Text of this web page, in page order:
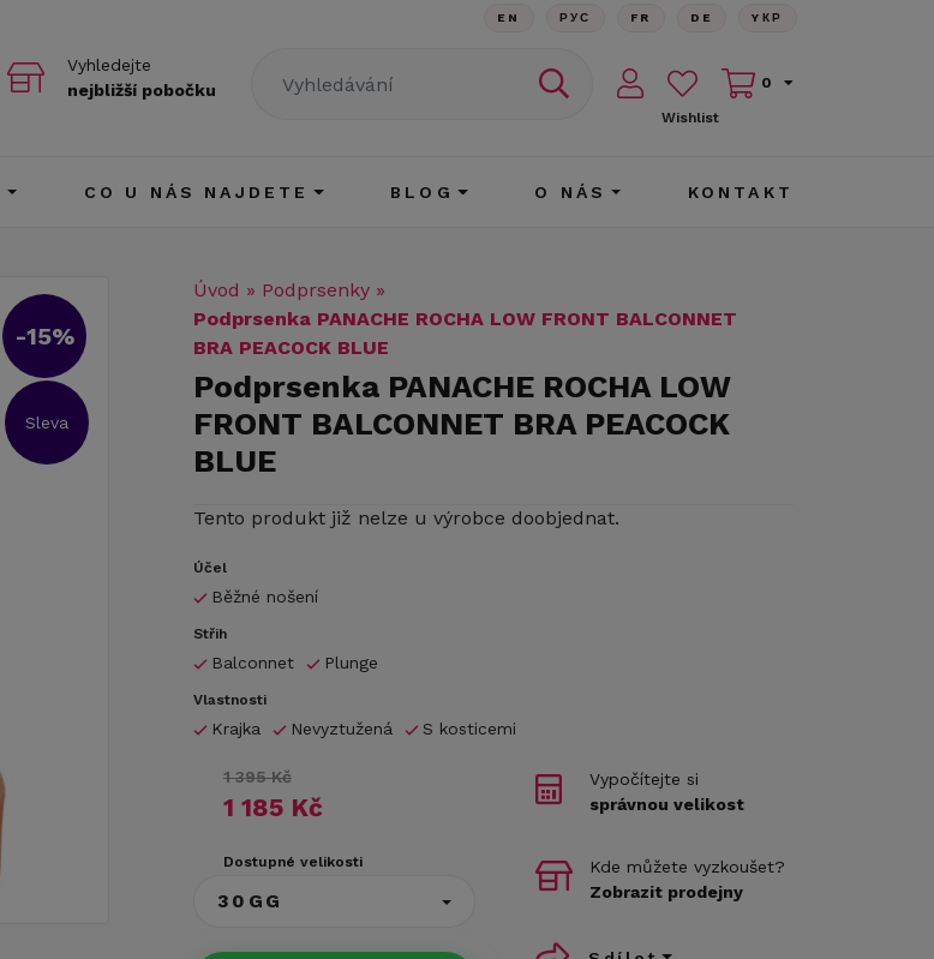
Vyhledejte
nejbližší pobočku
EN РУС FR DE YКР
Wishlist
0
CO U NÁS NAJDETE BLOG O NÁS KONTAKT
-15%
Sleva
Úvod » Podprsenky »
Podprsenka PANACHE ROCHA LOW FRONT BALCONNET
BRA PEACOCK BLUE
Podprsenka PANACHE ROCHA LOW
FRONT BALCONNET BRA PEACOCK
BLUE
Tento produkt již nelze u výrobce doobjednat.
Účel
Běžné nošení
Střih
Balconnet Plunge
Vlastnosti
Krajka Nevyztužená S kosticemi
1 395 Kč
1 185 Kč
Dostupné velikosti
30GG
Vypočítejte si
správnou velikost
Kde můžete vyzkoušet?
Zobrazit prodejny